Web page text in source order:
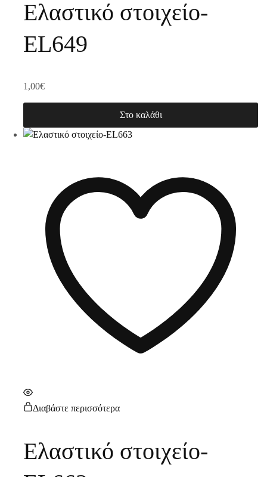
Ελαστικό στοιχείο-
EL649
1,00€
Στο καλάθι
Διαβάστε περισσότερα
Ελαστικό στοιχείο-